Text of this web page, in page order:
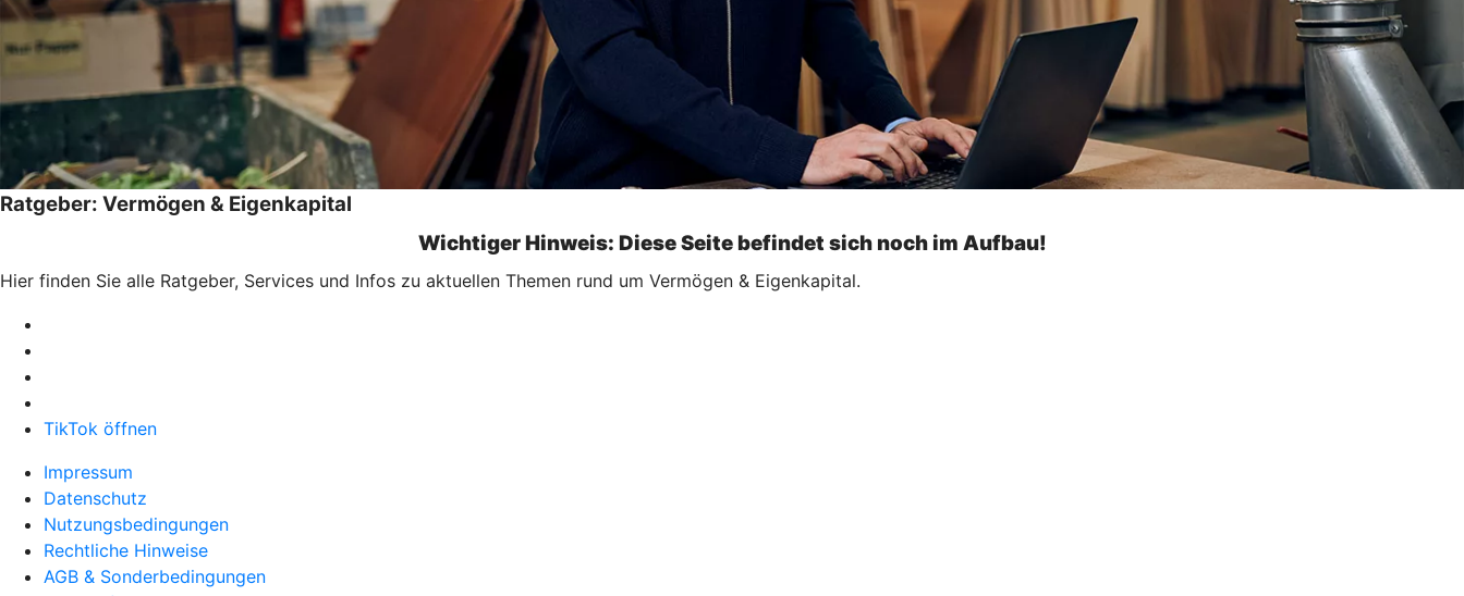
Ratgeber: Vermögen & Eigenkapital
Wichtiger Hinweis: Diese Seite befindet sich noch im Aufbau!
Hier finden Sie alle Ratgeber, Services und Infos zu aktuellen Themen rund um Vermögen & Eigenkapital.
TikTok öffnen
Impressum
Datenschutz
Nutzungsbedingungen
Rechtliche Hinweise
AGB & Sonderbedingungen